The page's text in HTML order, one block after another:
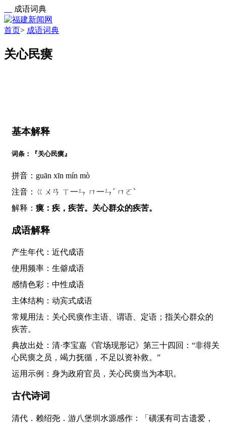
成语词典
首页> 成语词典
关心民瘼
基本解释
词条：『关心民瘼』
拼音：guān xīn mín mò
注音：ㄍㄨㄢ ㄒ一ㄣ ㄇ一ㄣˊ ㄇㄛˋ
解释： 瘼：疾，疾苦。关心群众的疾苦。
成语解释
产生年代：近代成语
使用频率：生僻成语
感情色彩：中性成语
主体结构：动宾式成语
常规用法：关心民瘼作主语、谓语、定语；指关心群众的
疾苦。
典故出处：清·李宝嘉《官场现形记》第三十四回：“非得关
心民瘼之员，竭力抚循，不足以资补救。”
运用示例：身为政府官员，关心民瘼当为本职。
古代诗词
清代．赖绍尧．游八堡圳水源感作：「磺溪有司古遗爱，